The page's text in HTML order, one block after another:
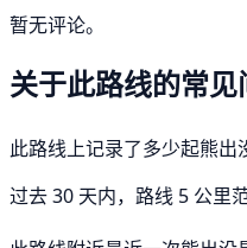
暂无评论。
关于此路线的常见
此路线上记录了多少起熊出
过去 30 天内，路线 5 公里